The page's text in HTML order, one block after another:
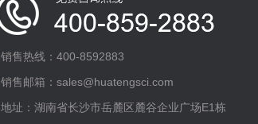
销售热线：400-8592883
销售邮箱：sales@huatengsci.com
地址：湖南省长沙市岳麓区麓谷企业广场E1栋